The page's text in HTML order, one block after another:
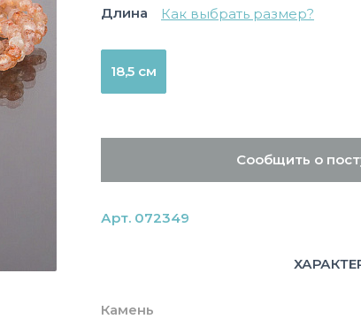
Длина Как выбрать размер?
18,5 см
Сообщить о
Арт. 072349
Камень